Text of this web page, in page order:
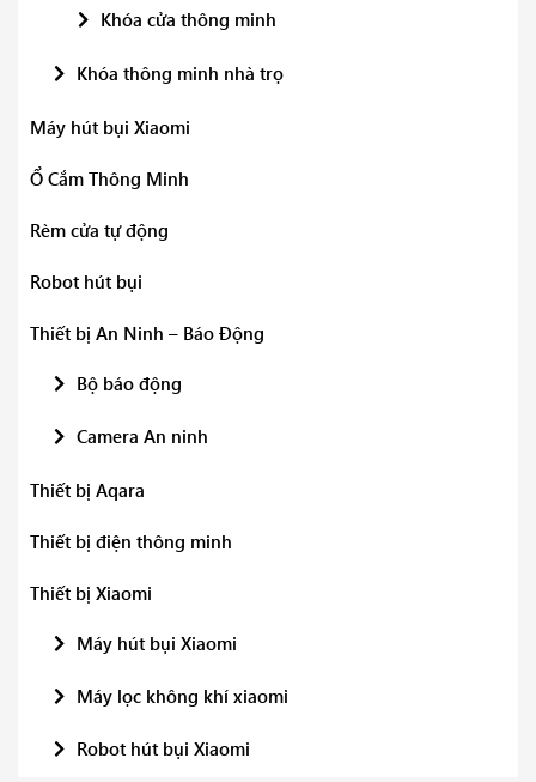
Khóa cửa thông minh
Khóa thông minh nhà trọ
Máy hút bụi Xiaomi
Ổ Cắm Thông Minh
Rèm cửa tự động
Robot hút bụi
Thiết bị An Ninh – Báo Động
Bộ báo động
Camera An ninh
Thiết bị Aqara
Thiết bị điện thông minh
Thiết bị Xiaomi
Máy hút bụi Xiaomi
Máy lọc không khí xiaomi
Robot hút bụi Xiaomi